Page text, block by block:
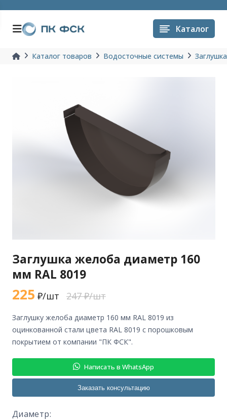
Каталог
Каталог товаров Водосточные системы
Заглушка желоба диаметр 160
мм RAL 8019
225 ₽/шт 247 ₽/шт
заглушку желоба диаметр 160 мм RAL 8019 из
оцинкованной стали цвета RAL 8019 с порошковым
покрытием от компании "ПК ФСК".
Написать в WhatsApp
Заказать консультацию
Диаметр: